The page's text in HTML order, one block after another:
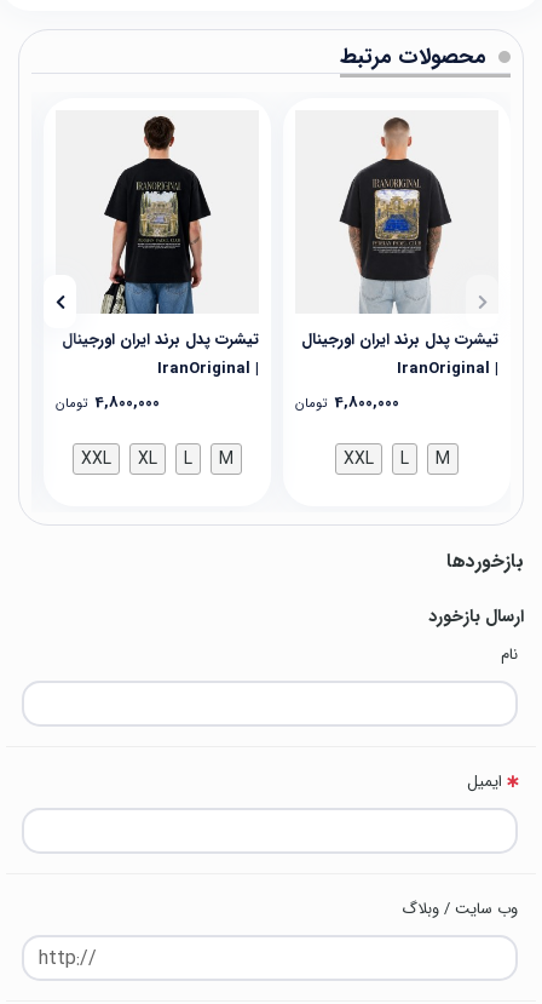
محصولات مرتبط
تیشرت پدل برند ایران اورجینال
| IranOriginal
4,800,000 تومان
M
L
XXL
تیشرت پدل برند ایران اورجینال
| IranOriginal
4,800,000 تومان
M
L
XL
XXL
بازخوردها
ارسال بازخورد
نام
ایمیل
وب سایت / وبلاگ